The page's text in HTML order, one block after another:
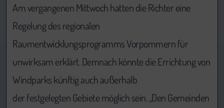
Am vergangenen Mittwoch hatten die Richter eine
Regelung des regionalen
Raumentwicklungsprogramms Vorpommern für
unwirksam erklärt. Demnach könnte die Errichtung von
Windparks künftig auch außerhalb
der festgelegten Gebiete möglich sein. „Den Gemeinden